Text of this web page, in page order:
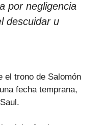
por negligencia
descuidar u
el trono de Salomón
fecha temprana,